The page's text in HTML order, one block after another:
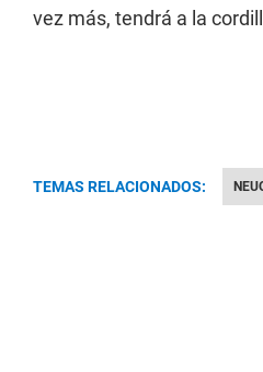
vez más, tendrá a la
TEMAS RELACIONADOS: